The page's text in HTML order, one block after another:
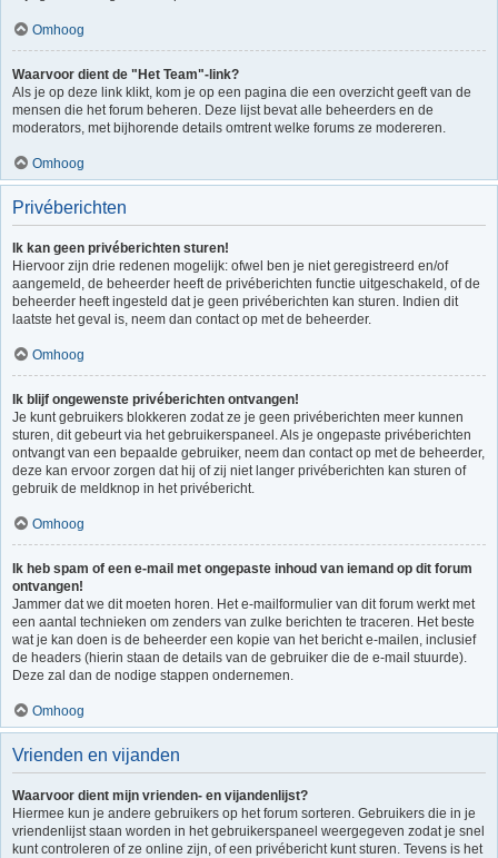
Omhoog
Waarvoor dient de "Het Team"-link?
Als je op deze link klikt, kom je op een pagina die een overzicht geeft van de
mensen die het forum beheren. Deze lijst bevat alle beheerders en de
moderators, met bijhorende details omtrent welke forums ze modereren.
Omhoog
Privéberichten
Ik kan geen privéberichten sturen!
Hiervoor zijn drie redenen mogelijk: ofwel ben je niet geregistreerd en/of
aangemeld, de beheerder heeft de privéberichten functie uitgeschakeld, of de
beheerder heeft ingesteld dat je geen privéberichten kan sturen. Indien dit
laatste het geval is, neem dan contact op met de beheerder.
Omhoog
Ik blijf ongewenste privéberichten ontvangen!
Je kunt gebruikers blokkeren zodat ze je geen privéberichten meer kunnen
sturen, dit gebeurt via het gebruikerspaneel. Als je ongepaste privéberichten
ontvangt van een bepaalde gebruiker, neem dan contact op met de beheerder,
deze kan ervoor zorgen dat hij of zij niet langer privéberichten kan sturen of
gebruik de meldknop in het privébericht.
Omhoog
Ik heb spam of een e-mail met ongepaste inhoud van iemand op dit forum
ontvangen!
Jammer dat we dit moeten horen. Het e-mailformulier van dit forum werkt met
een aantal technieken om zenders van zulke berichten te traceren. Het beste
wat je kan doen is de beheerder een kopie van het bericht e-mailen, inclusief
de headers (hierin staan de details van de gebruiker die de e-mail stuurde).
Deze zal dan de nodige stappen ondernemen.
Omhoog
Vrienden en vijanden
Waarvoor dient mijn vrienden- en vijandenlijst?
Hiermee kun je andere gebruikers op het forum sorteren. Gebruikers die in je
vriendenlijst staan worden in het gebruikerspaneel weergegeven zodat je snel
kunt controleren of ze online zijn, of een privébericht kunt sturen. Tevens is het